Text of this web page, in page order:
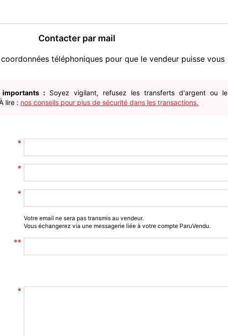
Contacter par mail
téléphoniques pour que le vendeur puisse vous
: Soyez vigilant, refusez les transferts d'argent ou le
lire : nos conseils pour plus de sécurité dans les transactions.
Votre email ne sera pas transmis au vendeur.
Vous échangerez via une messagerie liée à votre compte ParuVendu.